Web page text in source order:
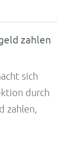
zahlen
sich
durch
zah­len,